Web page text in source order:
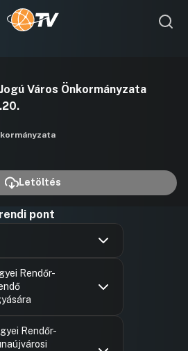
lejátszása
Város Önkormányzata
Letöltés
pont
Rendőr-
Rendőr-